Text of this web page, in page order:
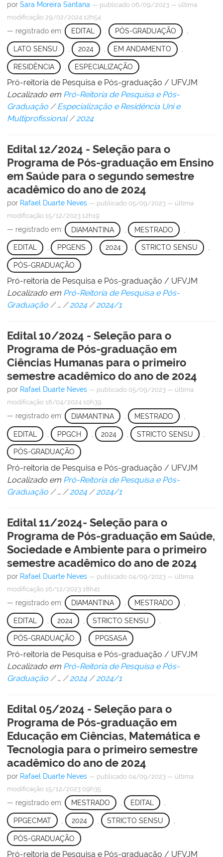
por Sara Moreira Santana — publicado 06/09/2023 — última
modificação 29/02/2024 12h54
— registrado em: EDITAL , PÓS-GRADUAÇÃO ,
LATO SENSU 2024 EM ANDAMENTO
RESIDÊNCIA ESPECIALIZAÇÃO
Pró-reitoria de Pesquisa e Pós-graduação / UFVJM
Localizado em Pró-Reitoria de Pesquisa e Pós-
Graduação /Especialização e Residência Uni e
Multiprofissional /2024
Edital 12/2024 - Seleção para o
Programa de Pós-graduação em Ensino
em Saúde para o segundo semestre
acadêmico do ano de 2024
por Rafael Duarte Neves — publicado 05/09/2023 — última
modificação 15/12/2023 12h19
— registrado em: DIAMANTINA MESTRADO
EDITAL , PPGENS , 2024 , STRICTO SENSU ,
PÓS-GRADUAÇÃO
Pró-reitoria de Pesquisa e Pós-graduação / UFVJM
Localizado em Pró-Reitoria de Pesquisa e Pós-
Graduação /… /2024 /2024/1
Edital 10/2024 - Seleção para o
Programa de Pós-graduação em
Ciências Humanas para o primeiro
semestre acadêmico do ano de 2024
por Rafael Duarte Neves — publicado 05/09/2023 — última
modificação 16/04/2024 10h39
— registrado em: DIAMANTINA MESTRADO
EDITAL PPGCH 2024 , STRICTO SENSU
PÓS-GRADUAÇÃO
Pró-reitoria de Pesquisa e Pós-graduação / UFVJM
Localizado em Pró-Reitoria de Pesquisa e Pós-
Graduação /… /2024 /2024/1
Edital 11/2024- Seleção para o
Programa de Pós-graduação em Saúde,
Sociedade e Ambiente para o primeiro
semestre acadêmico do ano de 2024
por Rafael Duarte Neves — publicado 04/09/2023 — última
modificação 16/12/2023 18h41
— registrado em: DIAMANTINA MESTRADO
EDITAL 2024 STRICTO SENSU
PÓS-GRADUAÇÃO , PPGSASA
Pró-reitoria de Pesquisa e Pós-graduação / UFVJM
Localizado em Pró-Reitoria de Pesquisa e Pós-
Graduação /… /2024 /2024/1
Edital 05/2024 - Seleção para o
Programa de Pós-graduação em
Educação em Ciências, Matemática e
Tecnologia para o primeiro semestre
acadêmico do ano de 2024
por Rafael Duarte Neves — publicado 04/09/2023 — última
modificação 15/12/2023 09h35
— registrado em: MESTRADO EDITAL
PPGECMAT 2024 STRICTO SENSU
PÓS-GRADUAÇÃO
Pró-reitoria de Pesquisa e Pós-graduação / UFVJM